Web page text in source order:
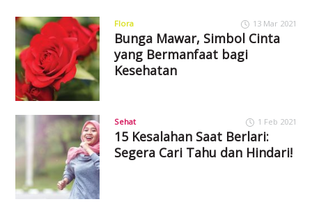
Flora 13 Mar 2021
Bunga Mawar, Simbol Cinta
yang Bermanfaat bagi
Kesehatan
Sehat 1 Feb 2021
15 Kesalahan Saat Berlari:
Segera Cari Tahu dan Hindari!